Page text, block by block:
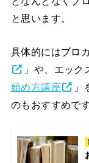
と思います。
具体的にはブロ
」や、エック
始め⽅講座
」
のもおすすめです